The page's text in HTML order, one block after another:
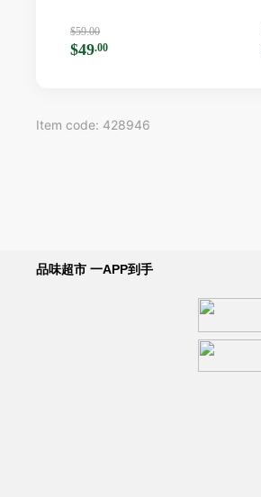
$59.00
$49.00
Item code: 428946
品味超市 一APP到手